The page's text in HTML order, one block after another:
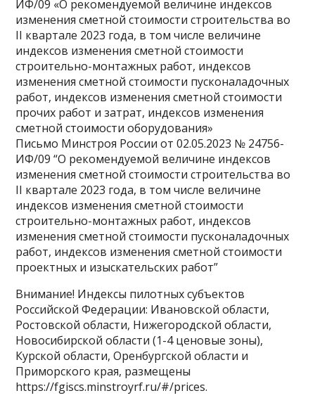
ИФ/09 «О рекомендуемой величине индексов
изменения сметной стоимости строительства во
II квартале 2023 года, в том числе величине
индексов изменения сметной стоимости
строительно-монтажных работ, индексов
изменения сметной стоимости пусконаладочных
работ, индексов изменения сметной стоимости
прочих работ и затрат, индексов изменения
сметной стоимости оборудования»
Письмо Минстроя России от 02.05.2023 № 24756-
ИФ/09 “О рекомендуемой величине индексов
изменения сметной стоимости строительства во
II квартале 2023 года, в том числе величине
индексов изменения сметной стоимости
строительно-монтажных работ, индексов
изменения сметной стоимости пусконаладочных
работ, индексов изменения сметной стоимости
проектных и изыскательских работ”
Внимание! Индексы пилотных субъектов
Российской Федерации: Ивановской области,
Ростовской области, Нижегородской области,
Новосибирской области (1-4 ценовые зоны),
Курской области, Оренбургской области и
Приморского края, размещены
https://fgiscs.minstroyrf.ru/#/prices.